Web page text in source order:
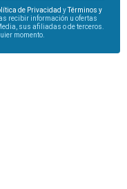
de Privacidad yTérminos y
recibir información u ofertas
sus afiliadas o de terceros.
momento.